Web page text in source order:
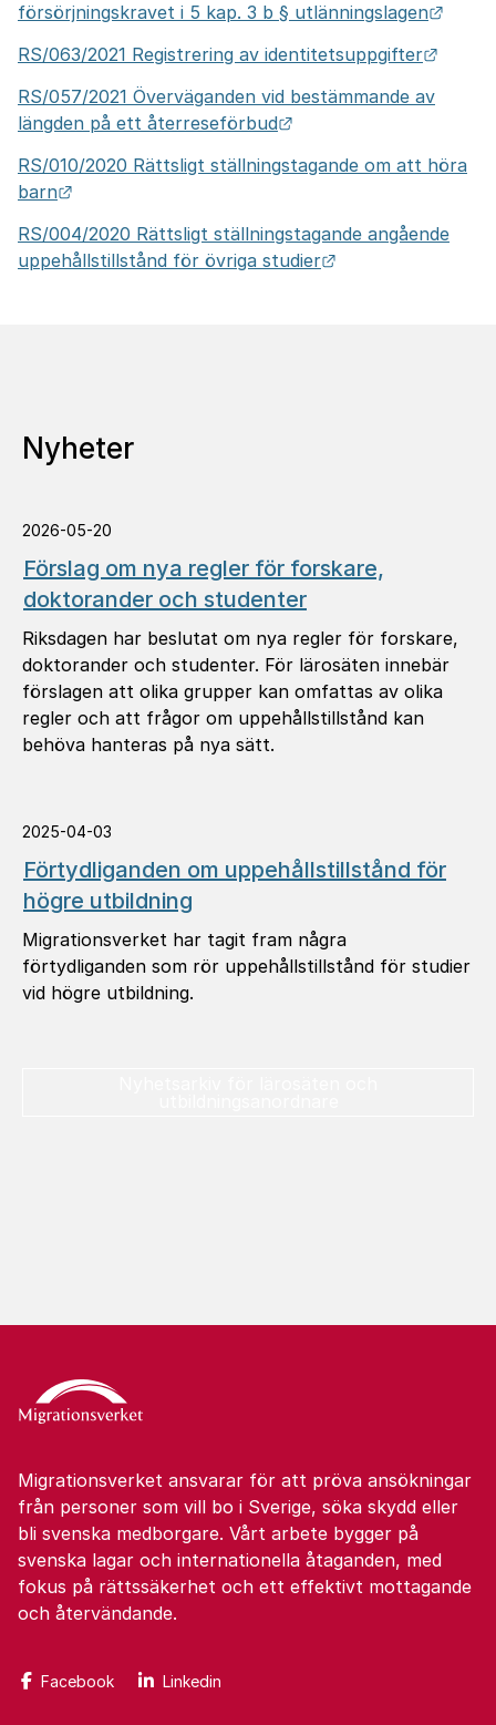
försörjningskravet i 5 kap. 3 b § utlänningslagen
RS/063/2021 Registrering av identitetsuppgifter
RS/057/2021 Överväganden vid bestämmande av
längden på ett återreseförbud
RS/010/2020 Rättsligt ställningstagande om att höra
barn
RS/004/2020 Rättsligt ställningstagande angående
uppehållstillstånd för övriga studier
Nyheter
2026-05-20
Förslag om nya regler för forskare,
doktorander och studenter
Riksdagen har beslutat om nya regler för forskare,
doktorander och studenter. För lärosäten innebär
förslagen att olika grupper kan omfattas av olika
regler och att frågor om uppehållstillstånd kan
behöva hanteras på nya sätt.
2025-04-03
Förtydliganden om uppehållstillstånd för
högre utbildning
Migrationsverket har tagit fram några
förtydliganden som rör uppehållstillstånd för studier
vid högre utbildning.
Migrationsverket ansvarar för att pröva ansökningar
från personer som vill bo i Sverige, söka skydd eller
bli svenska medborgare. Vårt arbete bygger på
svenska lagar och internationella åtaganden, med
fokus på rättssäkerhet och ett effektivt mottagande
och återvändande.
Facebook Linkedin